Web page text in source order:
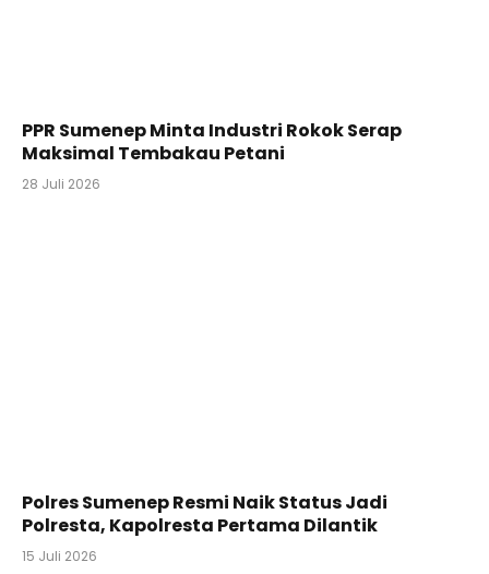
PPR Sumenep Minta Industri Rokok Serap
Maksimal Tembakau Petani
28 Juli 2026
Polres Sumenep Resmi Naik Status Jadi
Polresta, Kapolresta Pertama Dilantik
15 Juli 2026